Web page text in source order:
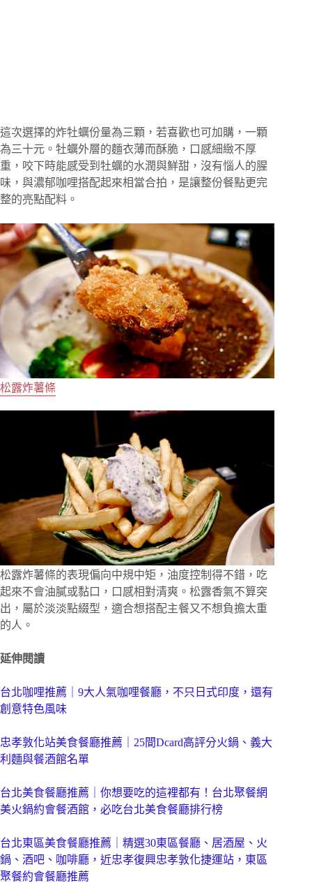
這次選擇的炸牡蠣份量為三顆，若喜歡也可加購，一顆
為三十元。牡蠣外層的麵衣薄而酥脆，口感細緻不厚
重，咬下時能感受到牡蠣的水潤與鮮甜，沒有惱人的腥
味，與濃郁咖哩搭配起來相當合拍，是讓整份餐點更完
整的亮點配料。
松露炸薯條
松露炸薯條的表現偏向中規中矩，油度控制得不錯，吃
起來不會油膩或黏口，口感相對清爽。松露香氣不算突
出，屬於淡淡點綴型，適合想搭配主餐又不想負擔太重
的人。
延伸閱讀
台北咖哩推薦｜9大人氣咖哩餐廳，不只日式印度，還有
創意特色風味
忠孝敦化站美食餐廳推薦｜25間Dcard高評分火鍋、義大
利麵與餐酒館名單
台北美食餐廳推薦｜你想要吃的這裡都有！台北聚餐網
美火鍋約會餐酒館，必吃台北美食餐廳排行榜
台北東區美食餐廳推薦｜精選30東區餐廳、居酒屋、火
鍋、酒吧、咖啡廳，近忠孝復興忠孝敦化捷運站，東區
聚餐約會餐廳推薦